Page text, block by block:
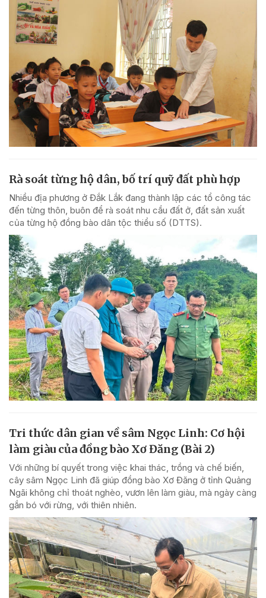
Rà soát từng hộ dân, bố trí quỹ đất phù hợp
Nhiều địa phương ở Đắk Lắk đang thành lập các tổ công tác
đến từng thôn, buôn để rà soát nhu cầu đất ở, đất sản xuất
của từng hộ đồng bào dân tộc thiểu số (DTTS).
Tri thức dân gian về sâm Ngọc Linh: Cơ hội
làm giàu của đồng bào Xơ Đăng (Bài 2)
Với những bí quyết trong việc khai thác, trồng và chế biến,
cây sâm Ngọc Linh đã giúp đồng bào Xơ Đăng ở tỉnh Quảng
Ngãi không chỉ thoát nghèo, vươn lên làm giàu, mà ngày càng
gắn bó với rừng, với thiên nhiên.